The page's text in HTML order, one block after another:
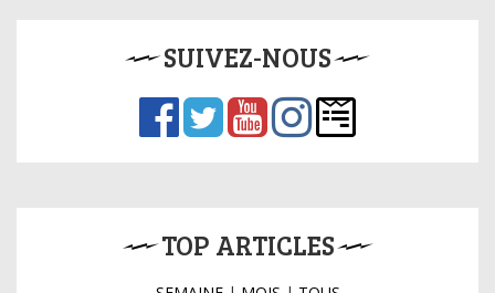
SUIVEZ-NOUS
TOP ARTICLES